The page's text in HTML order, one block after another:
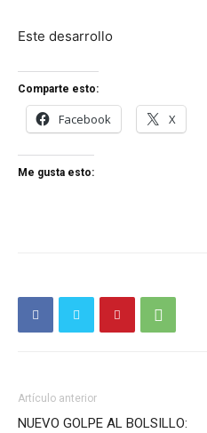
Este desarrollo
Comparte esto:
Facebook X
Me gusta esto:
Artículo anterior
NUEVO GOLPE AL BOLSILLO: